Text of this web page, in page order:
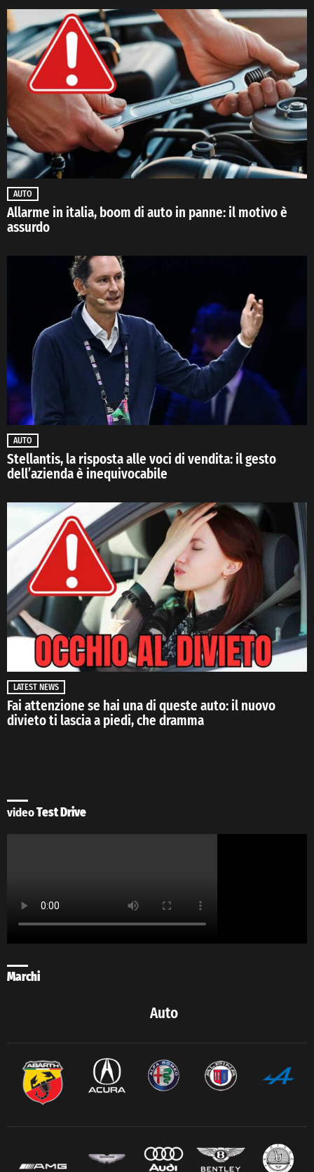
AUTO
Allarme in italia, boom di auto in panne: il motivo è
assurdo
AUTO
Stellantis, la risposta alle voci di vendita: il gesto
dell’azienda è inequivocabile
LATEST NEWS
Fai attenzione se hai una di queste auto: il nuovo
divieto ti lascia a piedi, che dramma
videoTest Drive
Marchi
Auto